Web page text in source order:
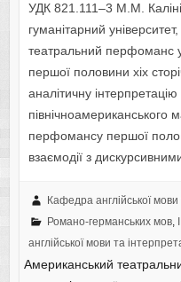
УДК 821.111–3 М.М.
гуманітарний
театральний перфоманс
першої половини хіх
аналітичну інтерпретацію
північноамериканського
перфомансу першої
взаємодії з
Кафедра англійської мови
Романо-германських мов,
англійської мови та
Американський